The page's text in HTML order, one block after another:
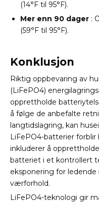
(14°F til 95°F).
Mer enn 90 dager :
(59°F til 95°F).
Konklusjon
Riktig oppbevaring av
(LiFePO4)
opprettholde
å følge de anbefalte
langtidslagring, kan
LiFePO4-batterier
inkluderer å
batteriet i et kontrollert
eksponering for
værforhold.
LiFePO4-teknologi gir